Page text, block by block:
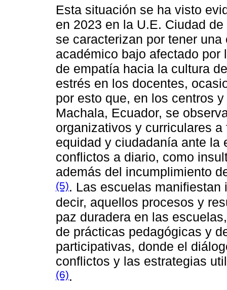
Esta situación se ha visto
en 2023 en la U.E. Ciudad
se caracterizan por tener
académico bajo afectado
de empatía hacia la cultura
estrés en los docentes,
por esto que, en los centros
Machala, Ecuador, se
organizativos y curriculares
equidad y ciudadanía ante la
conflictos a diario, como
además del incumplimiento
(5). Las escuelas
decir, aquellos procesos y
paz duradera en las
de prácticas pedagógicas y
participativas, donde el
conflictos y las estrategias
(6).